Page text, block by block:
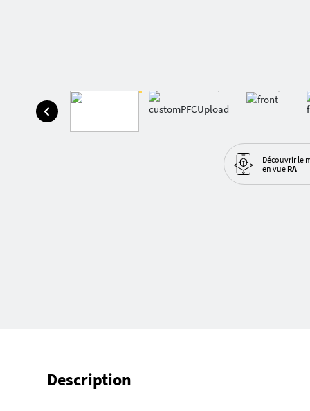
Découvrir le
en vue RA
Description